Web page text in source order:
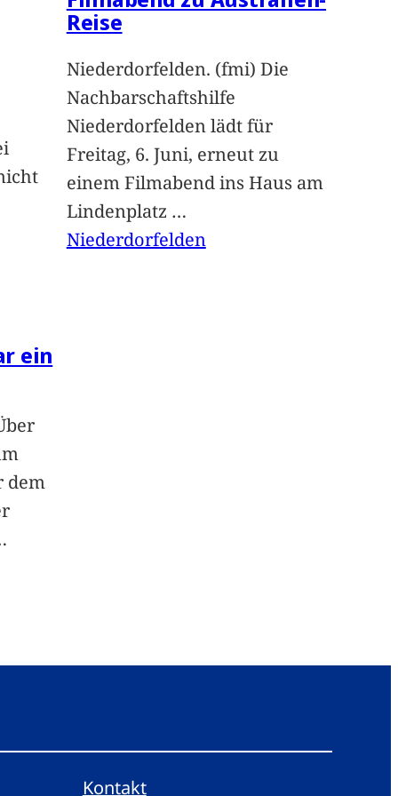
ein
dem
Reise
Niederdorfelden. (fmi) Die
Nachbarschaftshilfe
Niederdorfelden lädt für
Freitag, 6. Juni, erneut zu
einem Filmabend ins Haus am
Lindenplatz …
Niederdorfelden
Kontakt